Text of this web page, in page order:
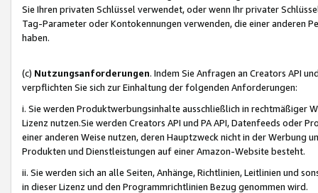
Sie Ihren privaten Schlüssel verwendet, oder wenn Ihr privater
Tag-Parameter oder Kontokennungen verwenden, die einer anderen
haben.
(c) Nutzungsanforderungen. Indem Sie Anfragen an Creators API
verpflichten Sie sich zur Einhaltung der folgenden Anforderungen:
i. Sie werden Produktwerbungsinhalte ausschließlich in rechtmäßiger
Lizenz nutzen.Sie werden Creators API und PA API, Datenfeeds oder
einer anderen Weise nutzen, deren Hauptzweck nicht in der Werbung
Produkten und Dienstleistungen auf einer Amazon-Website besteht.
ii. Sie werden sich an alle Seiten, Anhänge, Richtlinien, Leitlinien und
in dieser Lizenz und den Programmrichtlinien Bezug genommen wird.